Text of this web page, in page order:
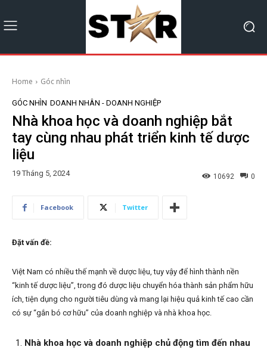
Home Góc nhìn
GÓC NHÌN DOANH NHÂN - DOANH NGHIỆP
Nhà khoa học và doanh nghiệp bắt
tay cùng nhau phát triển kinh tế dược
liệu
19 Tháng 5, 2024 0
10692
Facebook Twitter
Đặt vấn đề:
Việt Nam có nhiều thế mạnh về dược liệu, tuy vậy để hình thành nền
“kinh tế dược liệu”, trong đó dược liệu chuyển hóa thành sản phẩm hữu
ích, tiện dụng cho người tiêu dùng và mang lại hiệu quả kinh tế cao cần
có sự “gắn bó cơ hữu” của doanh nghiệp và nhà khoa học.
Nhà khoa học và doanh nghiệp chủ động tìm đến nhau